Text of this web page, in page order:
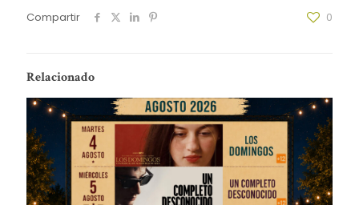
Compartir 0
Relacionado